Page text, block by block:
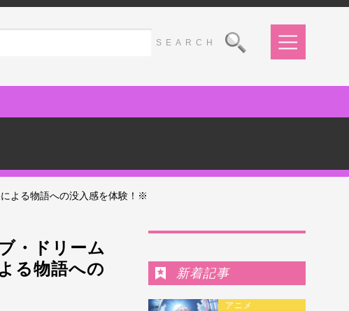
よる物語への没入感を体験！※
・ドリーム
る物語への
新着記事
アニメ